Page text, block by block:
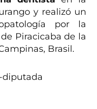
y realizó un
por la
Piracicaba de la
Brasil.